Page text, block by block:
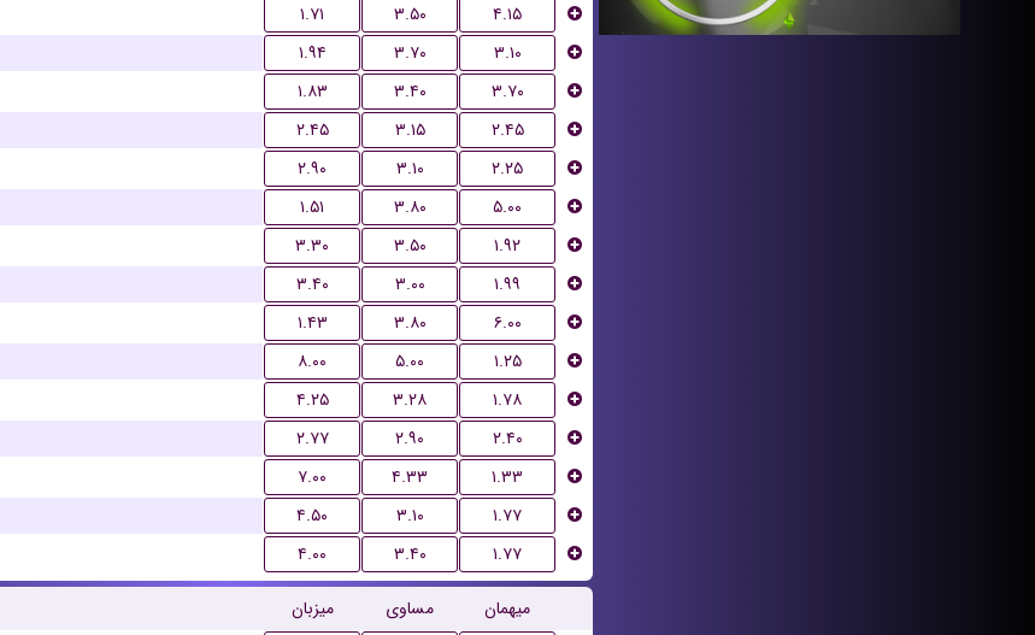
۱.۷۱ ۳.۵۰
۴.۱۵
۱.۹۴ ۳.۷۰
۳.۱۰
۱.۸۳ ۳.۴۰
۳.۷۰
۲.۴۵ ۳.۱۵
۲.۴۵
۲.۹۰ ۳.۱۰
۲.۲۵
۱.۵۱ ۳.۸۰
۵.۰۰
۳.۳۰ ۳.۵۰
۱.۹۲
۳.۴۰ ۳.۰۰
۱.۹۹
۱.۴۳ ۳.۸۰
۶.۰۰
۸.۰۰ ۵.۰۰
۱.۲۵
۴.۲۵ ۳.۲۸
۱.۷۸
۲.۷۷ ۲.۹۰
۲.۴۰
۷.۰۰ ۴.۳۳
۱.۳۳
۴.۵۰ ۳.۱۰
۱.۷۷
۴.۰۰ ۳.۴۰ ۱.۷۷
میزبان مساوی
میهمان